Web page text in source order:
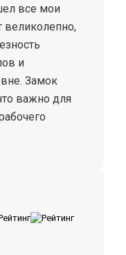
все мои
и
Замок
важно для
Гранит
и стиль!